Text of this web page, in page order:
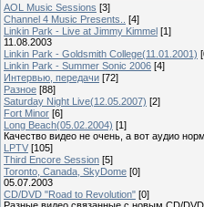
AOL Music Sessions [3]
Channel 4 Music Presents..
[4]
Linkin Park - Live at Jimmy Kimmel [1]
11.08.2003
Linkin Park - Goldsmith College(11.01.2001)
Linkin Park - Summer Sonic 2006 [4]
Интервью, передачи [72]
Разное [88]
Saturday Night Live(12.05.2007) [2]
Fort Minor [6]
Long Beach(05.02.2004) [1]
Качество видео не очень, а вот аудио норм
LPTV [105]
Third Encore Session [5]
Toronto, Canada, SkyDome [0]
05.07.2003
CD/DVD "Road to Revolution" [0]